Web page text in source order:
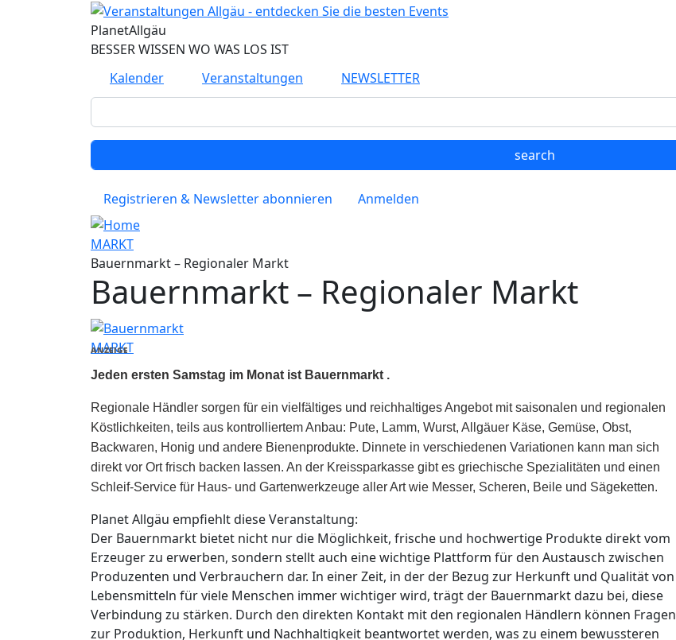
Direkt zum Inhalt
PlanetAllgäu
BESSER WISSEN WO WAS LOS IST
Kalender
Veranstaltungen NEWSLETTER
Registrieren & Newsletter abonnieren Anmelden
MARKT
Bauernmarkt – Regionaler Markt
Bauernmarkt – Regionaler Markt
MARKT
ANZEIGE
Jeden ersten Samstag im Monat ist Bauernmarkt .
Regionale Händler sorgen für ein vielfältiges und reichhaltiges Angebot mit saisonalen und regionalen
Köstlichkeiten, teils aus kontrolliertem Anbau: Pute, Lamm, Wurst, Allgäuer Käse, Gemüse, Obst,
Backwaren, Honig und andere Bienenprodukte. Dinnete in verschiedenen Variationen kann man sich
direkt vor Ort frisch backen lassen. An der Kreissparkasse gibt es griechische Spezialitäten und einen
Schleif-Service für Haus- und Gartenwerkzeuge aller Art wie Messer, Scheren, Beile und Sägeketten.
Planet Allgäu empfiehlt diese Veranstaltung:
Der Bauernmarkt bietet nicht nur die Möglichkeit, frische und hochwertige Produkte direkt vom
Erzeuger zu erwerben, sondern stellt auch eine wichtige Plattform für den Austausch zwischen
Produzenten und Verbrauchern dar. In einer Zeit, in der der Bezug zur Herkunft und Qualität von
Lebensmitteln für viele Menschen immer wichtiger wird, trägt der Bauernmarkt dazu bei, diese
Verbindung zu stärken. Durch den direkten Kontakt mit den regionalen Händlern können Fragen
zur Produktion, Herkunft und Nachhaltigkeit beantwortet werden, was zu einem bewussteren